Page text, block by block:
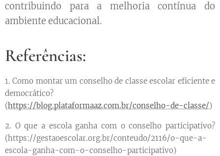
contribuindo para a melhoria contínua do
ambiente educacional.
Referências:
1. Como montar um conselho de classe escolar eficiente e
democrático?
(https://blog.plataformaaz.com.br/conselho-de-classe/)
2. O que a escola ganha com o conselho participativo?
(https://gestaoescolar.org.br/conteudo/2116/o-que-a-
escola-ganha-com-o-conselho-participativo)